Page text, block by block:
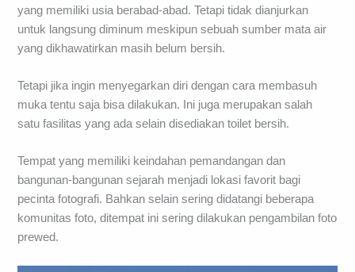
yang memiliki usia berabad-abad. Tetapi tidak dianjurkan
untuk langsung diminum meskipun sebuah sumber mata air
yang dikhawatirkan masih belum bersih.
Tetapi jika ingin menyegarkan diri dengan cara membasuh
muka tentu saja bisa dilakukan. Ini juga merupakan salah
satu fasilitas yang ada selain disediakan toilet bersih.
Tempat yang memiliki keindahan pemandangan dan
bangunan-bangunan sejarah menjadi lokasi favorit bagi
pecinta fotografi. Bahkan selain sering didatangi beberapa
komunitas foto, ditempat ini sering dilakukan pengambilan foto
prewed.